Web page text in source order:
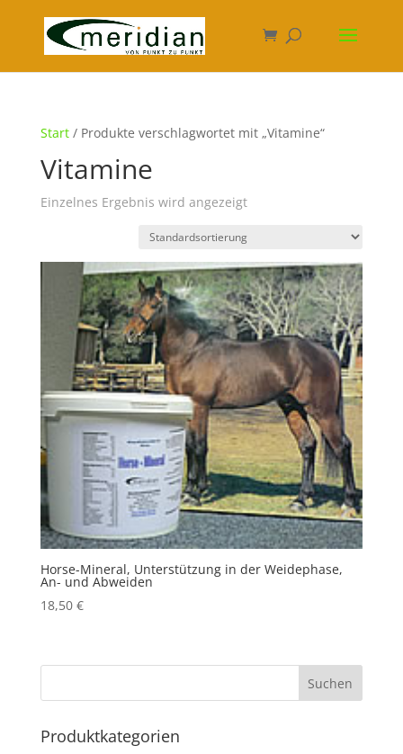
Start/ Produkte verschlagwortet mit „Vitamine“
Vitamine
Einzelnes Ergebnis wird angezeigt
Horse-Mineral, Unterstützung in der Weidephase,
An- und Abweiden
18,50 €
Produktkategorien